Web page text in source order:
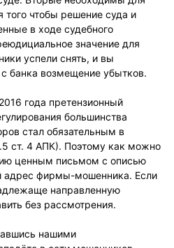
чтобы решение суда и
в ходе судебного
значение для
успели снять, и вы
банка возмещение убытков.
года претензионный
большинства
стал обязательным в
ст. 4 АПК). Поэтому как можно
ценным письмом с описью
адрес фирмы-мошенника. Если
направленную
без рассмотрения.
нашими